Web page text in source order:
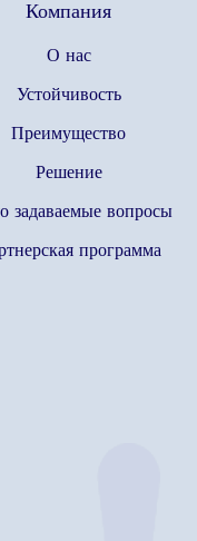
Компания
О нас
Устойчивость
Преимущество
Решение
задаваемые вопросы
программа